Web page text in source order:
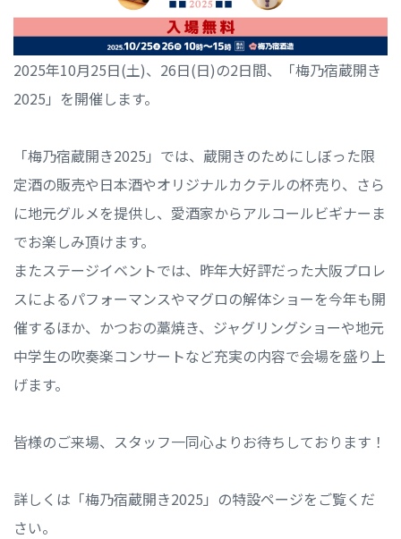
2025年10月25日(土)、26日(日)の2日間、「梅乃宿蔵開き
2025」を開催します。
「梅乃宿蔵開き2025」では、蔵開きのためにしぼった限
定酒の販売や日本酒やオリジナルカクテルの杯売り、さら
に地元グルメを提供し、愛酒家からアルコールビギナーま
でお楽しみ頂けます。
またステージイベントでは、昨年大好評だった大阪プロレ
スによるパフォーマンスやマグロの解体ショーを今年も開
催するほか、かつおの藁焼き、ジャグリングショーや地元
中学生の吹奏楽コンサートなど充実の内容で会場を盛り上
げます。
皆様のご来場、スタッフ一同心よりお待ちしております！
詳しくは「梅乃宿蔵開き2025」の特設ページをご覧くだ
さい。